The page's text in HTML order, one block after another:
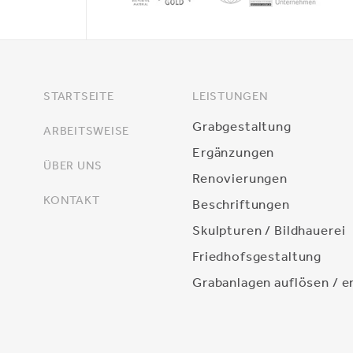
STARTSEITE
ARBEITSWEISE
ÜBER UNS
KONTAKT
LEISTUNGEN
Grabgestaltung
Ergänzungen
Renovierungen
Beschriftungen
Skulpturen / Bildhauerei
Friedhofsgestaltung
Grabanlagen auflösen /